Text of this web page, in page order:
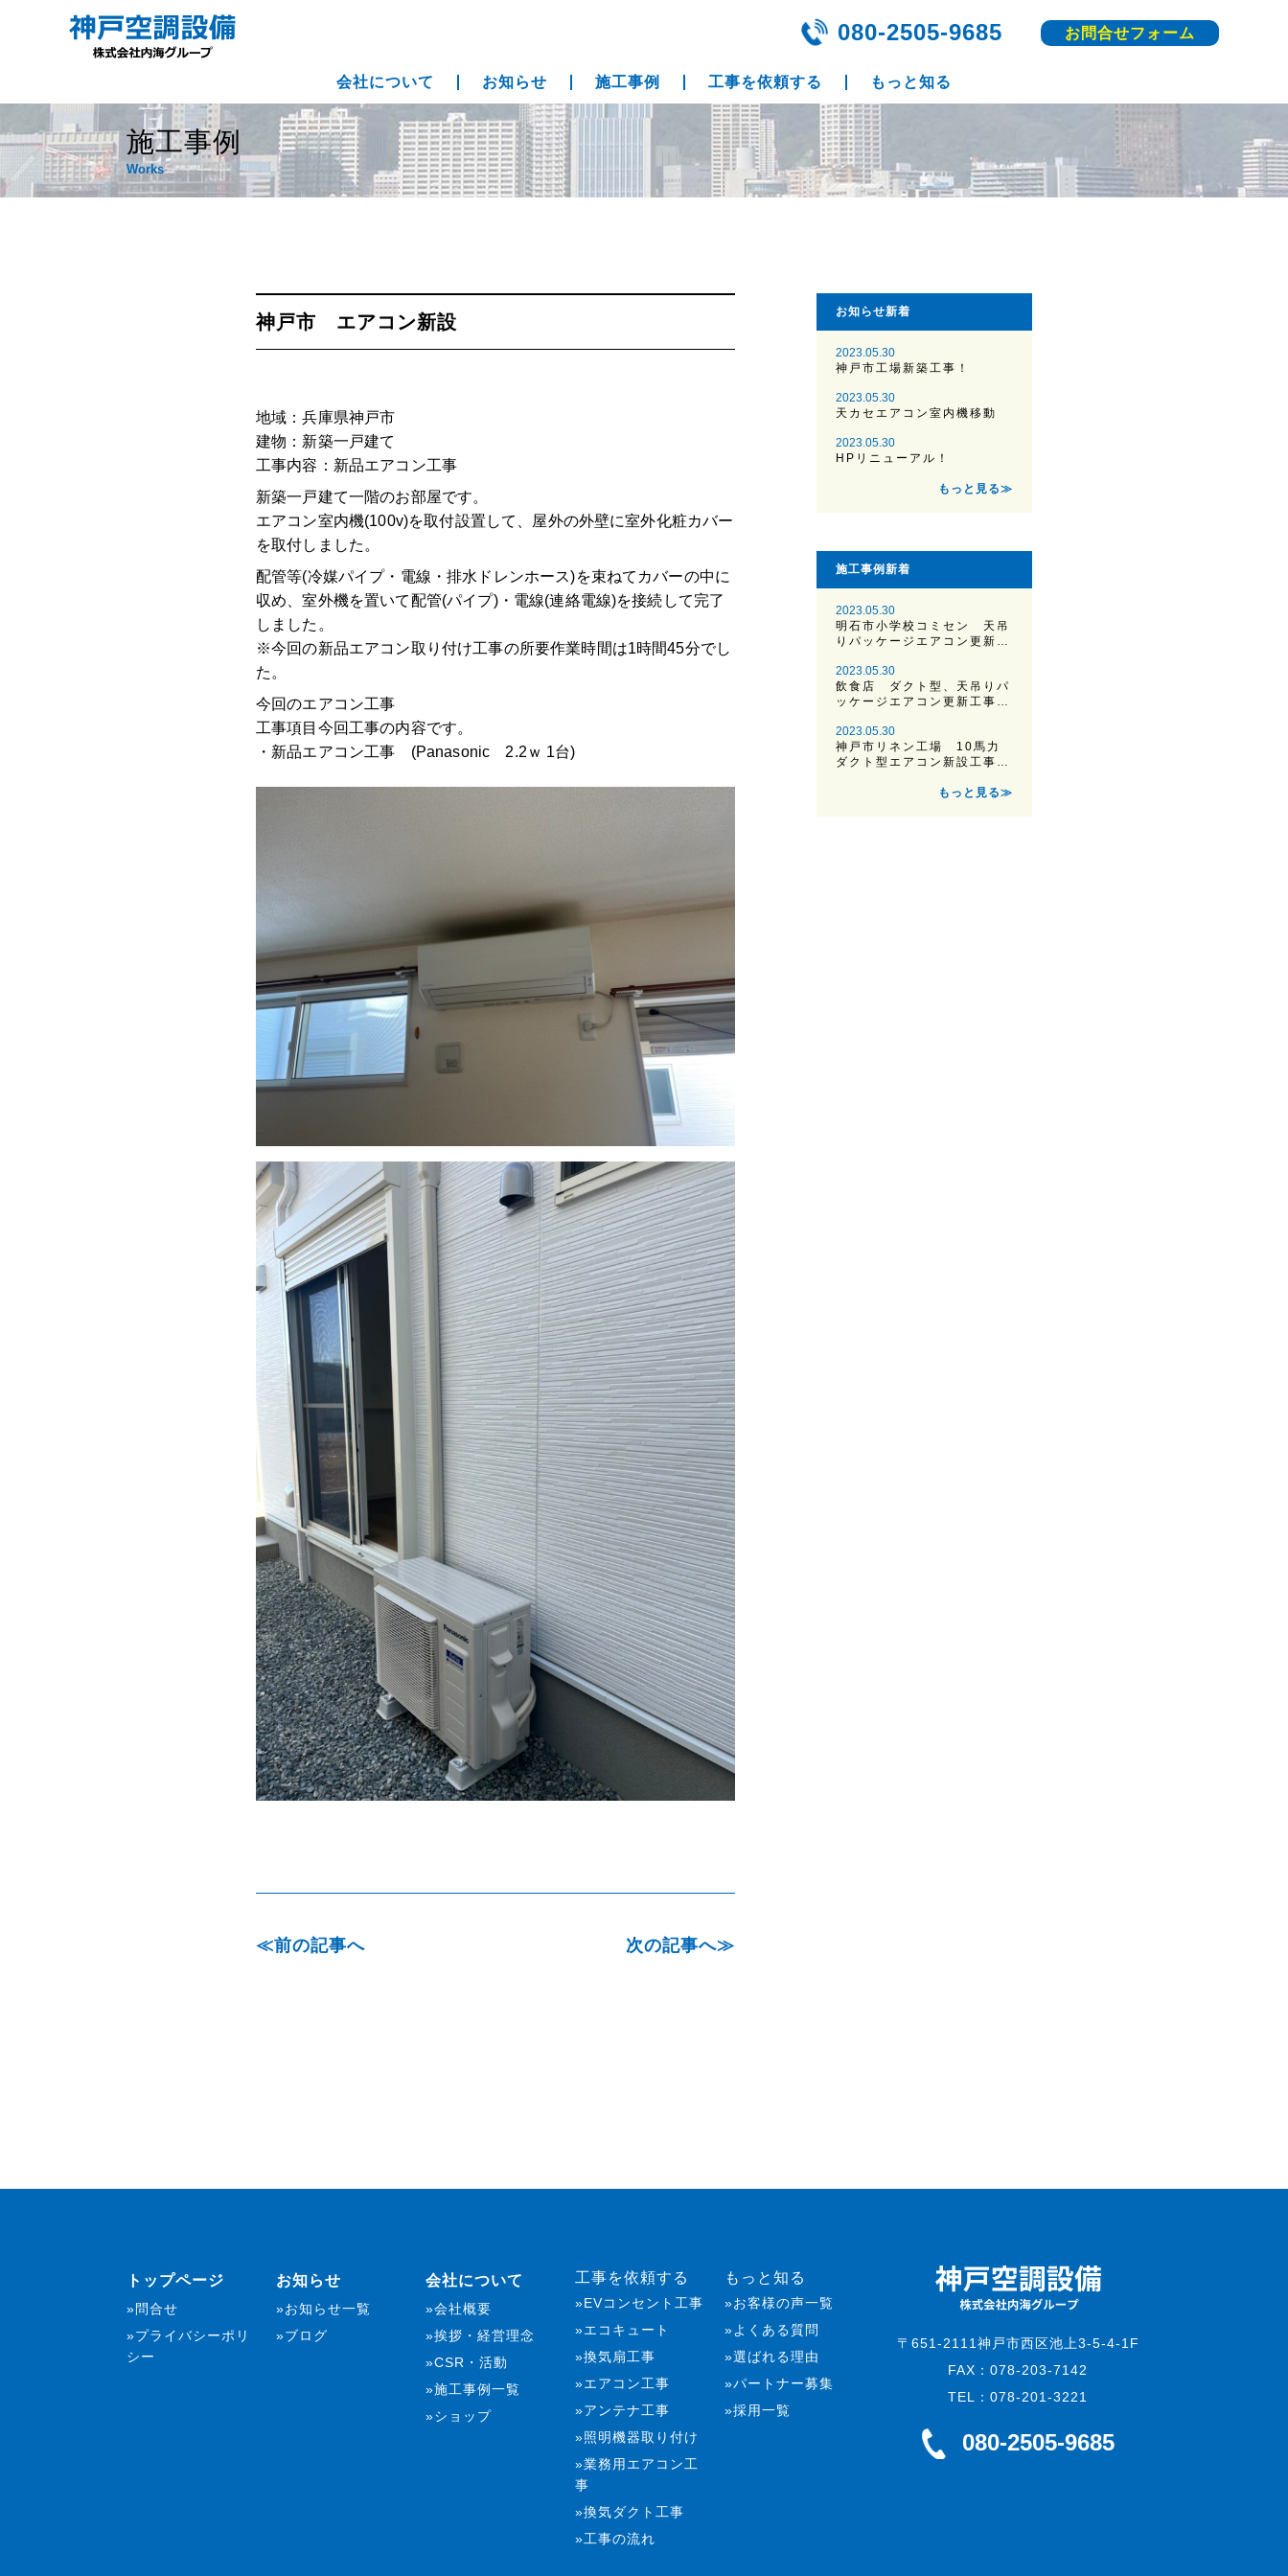
会社について お知らせ 施工事例 工事を依頼する もっと知る
080-2505-9685 お問合せフォーム
施工事例
Works
神戸市 エアコン新設
地域：兵庫県神戸市
建物：新築一戸建て
工事内容：新品エアコン工事
新築一戸建て一階のお部屋です。
エアコン室内機(100v)を取付設置して、屋外の外壁に室外化粧カバー
を取付しました。
配管等(冷媒パイプ・電線・排水ドレンホース)を束ねてカバーの中に
収め、室外機を置いて配管(パイプ)・電線(連絡電線)を接続して完了
しました。
※今回の新品エアコン取り付け工事の所要作業時間は1時間45分でし
た。
今回のエアコン工事
工事項目今回工事の内容です。
・新品エアコン工事 (Panasonic 2.2ｗ 1台)
前の記事へ 次の記事へ
お知らせ新着
2023.05.30
神戸市工場新築工事！
2023.05.30
天カセエアコン室内機移動
2023.05.30
HPリニューアル！
もっと見る≫
施工事例新着
2023.05.30
明石市小学校コミセン 天吊
りパッケージエアコン更新…
2023.05.30
飲食店 ダクト型、天吊りパ
ッケージエアコン更新工事…
2023.05.30
神戸市リネン工場 10馬力
ダクト型エアコン新設工事…
もっと見る≫
トップページ
問合せ
プライバシーポリ
シー
お知らせ
お知らせ一覧
ブログ
会社について
会社概要
挨拶・経営理念
CSR・活動
施工事例一覧
ショップ
工事を依頼する
EVコンセント工事
エコキュート
換気扇工事
エアコン工事
アンテナ工事
照明機器取り付け
業務用エアコン工
事
換気ダクト工事
工事の流れ
もっと知る
お客様の声一覧
よくある質問
選ばれる理由
パートナー募集
採用一覧
〒651-2111神戸市西区池上3-5-4-1F
FAX：078-203-7142
TEL：078-201-3221
080-2505-9685